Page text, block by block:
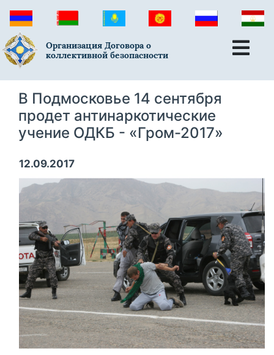
Организация Договора о
коллективной безопасности
В Подмосковье 14 сентября
продет антинаркотические
учение ОДКБ - «Гром-2017»
12.09.2017